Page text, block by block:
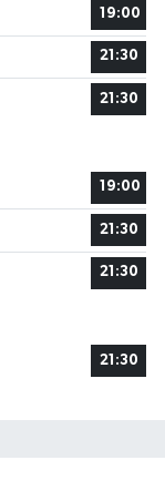
19:00
21:30
21:30
19:00
21:30
21:30
21:30